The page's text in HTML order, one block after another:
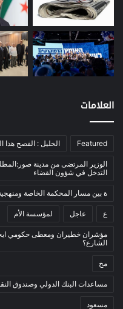
معادن
موازنة
نفط
اتصالات
الرئيسية
العالم العربي
المحكمة الخاصة
بيئة
أدب وشعر
إعلام
بروفايل
العلامات
Featured الخليل : الفصح هذا
الوزير المرتضى من مدينة
التدخل في شؤون القضاء
ة بين مسار المحكمة الخاصة
ع عاجل لمؤسسة الأم
مؤشران خطيران ومعطى حكومي
الشارع؟
مخ
مساعدات البنك الدولي وصندوق
مسعود